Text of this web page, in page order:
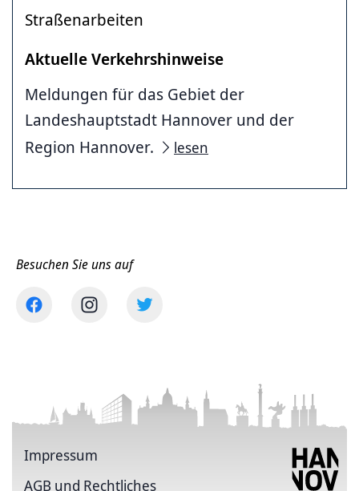
Straßenarbeiten
Aktuelle Verkehrshinweise
Meldungen für das Gebiet der
Landeshauptstadt Hannover und der
Region Hannover.
lesen
Besuchen Sie uns auf
Impressum
AGB und Rechtliches